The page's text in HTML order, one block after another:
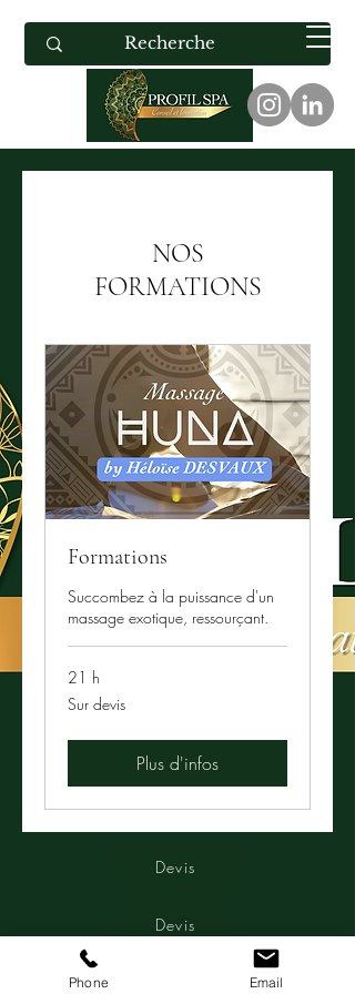
NOS
FORMATIONS
Formations
Succombez à la puissance d'un
massage exotique, ressourçant.
21 h
Sur
devis
Sur devis
Plus d'infos
Devis
Devis
Phone Email